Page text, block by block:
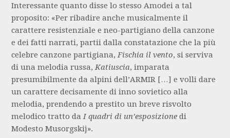
Interessante quanto disse lo stesso Amodei a tal
proposito: «Per ribadire anche musicalmente il
carattere resistenziale e neo-partigiano della canzone
e dei fatti narrati, partii dalla constatazione che la più
celebre canzone partigiana,Fischia il vento, si serviva
di una melodia russa,Katiuscia, imparata
presumibilmente da alpini dell’ARMIR […] e volli dare
un carattere decisamente di inno sovietico alla
melodia, prendendo a prestito un breve risvolto
melodico tratto daI quadri di un’esposizione di
Modesto Musorgskij».